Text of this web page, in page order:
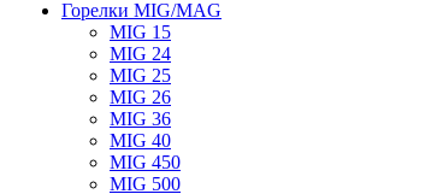
Горелки MIG/MAG
MIG 15
MIG 24
MIG 25
MIG 26
MIG 36
MIG 40
MIG 450
MIG 500